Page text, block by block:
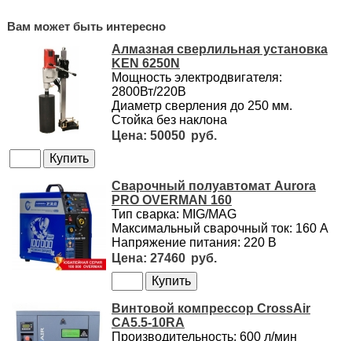
Вам может быть интересно
Алмазная сверлильная установка
KEN 6250N
Мощность электродвигателя:
2800Вт/220В
Диаметр сверления до 250 мм.
Стойка без наклона
50050
Сварочный полуавтомат Aurora
PRO OVERMAN 160
Тип сварка: MIG/MAG
Максимальный сварочный ток: 160 А
Напряжение питания: 220 В
27460
Винтовой компрессор CrossAir
CA5.5-10RA
Производительность: 600 л/мин